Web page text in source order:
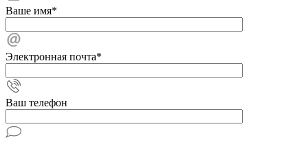
Ваше имя*
Электронная почта*
Ваш телефон